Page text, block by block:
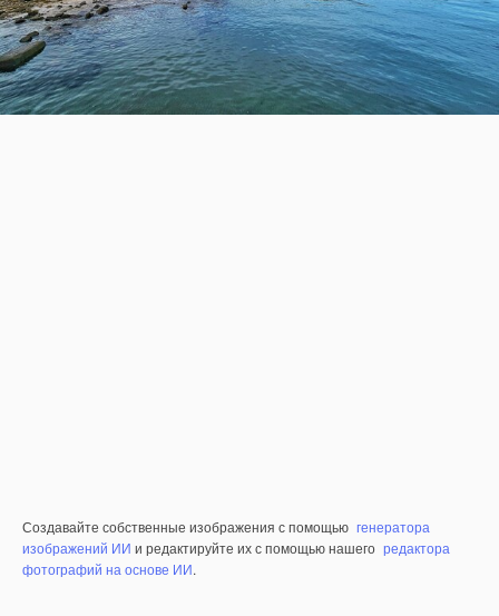
Создавайте собственные изображения с помощью генератора
изображений ИИ и редактируйте их с помощью нашего редактора
фотографий на основе ИИ.